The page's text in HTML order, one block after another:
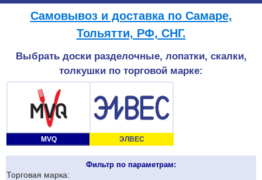
Самовывоз и доставка по Самаре,
Тольятти, РФ, СНГ.
Выбрать доски разделочные, лопатки, скалки,
толкушки по торговой марке:
MVQ ЭЛВЕС
Фильтр по параметрам:
Торговая марка: